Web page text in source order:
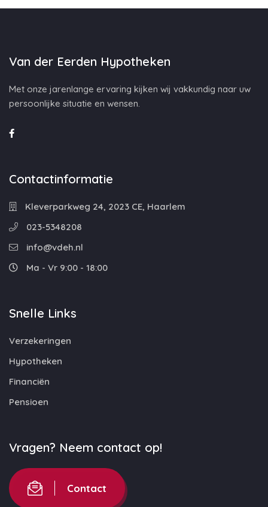
Van der Eerden Hypotheken
Met onze jarenlange ervaring kijken wij vakkundig naar uw
persoonlijke situatie en wensen.
Contactinformatie
Kleverparkweg 24, 2023 CE, Haarlem
023-5348208
info@vdeh.nl
Ma - Vr 9:00 - 18:00
Snelle Links
Verzekeringen
Hypotheken
Financiën
Pensioen
Vragen? Neem contact op!
Contact